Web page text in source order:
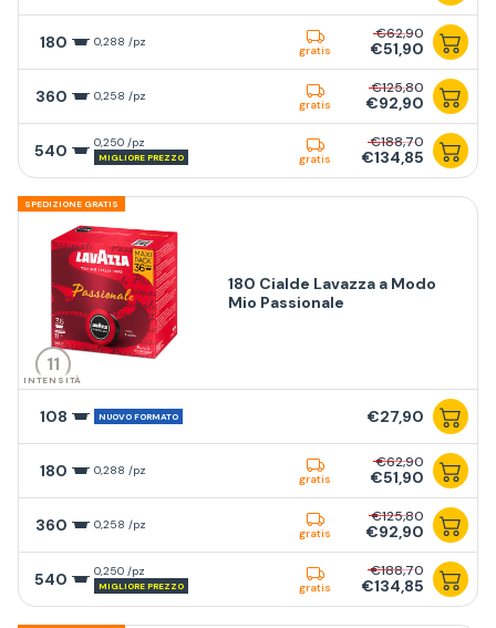
180 0,288 /pz
gratis
€62,90
€51,90
360 0,258 /pz
gratis
€125,80
€92,90
540 0,250 /pz
MIGLIORE PREZZO gratis
€188,70
€134,85
SPEDIZIONE GRATIS
11
INTENSITÀ
180 Cialde Lavazza a Modo
Mio Passionale
108 NUOVO FORMATO €27,90
180 0,288 /pz
gratis
€62,90
€51,90
360 0,258 /pz
gratis
€125,80
€92,90
540 0,250 /pz
MIGLIORE PREZZO gratis
€188,70
€134,85